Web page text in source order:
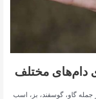
دام‌های مختلف
جمله گاو، گوسفند، بز، اسب